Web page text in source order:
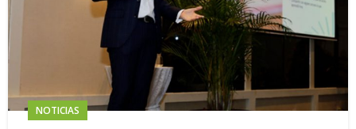
NOTICIAS